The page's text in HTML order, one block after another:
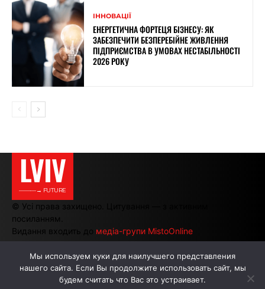
ІННОВАЦІЇ
ЕНЕРГЕТИЧНА ФОРТЕЦЯ БІЗНЕСУ: ЯК
ЗАБЕЗПЕЧИТИ БЕЗПЕРЕБІЙНЕ ЖИВЛЕННЯ
ПІДПРИЄМСТВА В УМОВАХ НЕСТАБІЛЬНОСТІ
2026 РОКУ
LVIV
———→ FUTURE
© Усі права захищено. Цитування — з активним
посиланням.
Видання входить до медіа-групи MistoOnline
АВТОРИ РЕКЛАМА НА САЙТІ
Мы используем куки для наилучшего представления
нашего сайта. Если Вы продолжите использовать сайт, мы
будем считать что Вас это устраивает.